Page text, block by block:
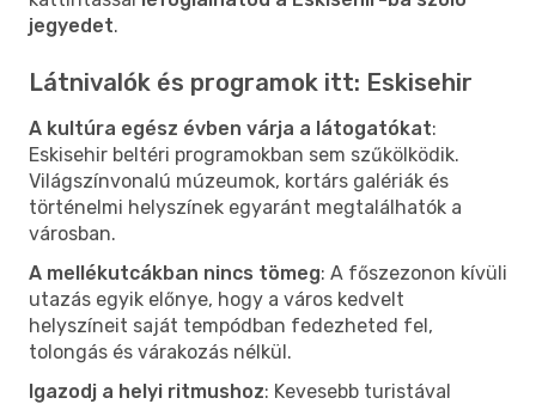
jegyedet.
Látnivalók és programok itt: Eskisehir
A kultúra egész évben várja a látogatókat:
Eskisehir beltéri programokban sem szűkölködik.
Világszínvonalú múzeumok, kortárs galériák és
történelmi helyszínek egyaránt megtalálhatók a
városban.
A mellékutcákban nincs tömeg: A főszezonon kívüli
utazás egyik előnye, hogy a város kedvelt
helyszíneit saját tempódban fedezheted fel,
tolongás és várakozás nélkül.
Igazodj a helyi ritmushoz: Kevesebb turistával